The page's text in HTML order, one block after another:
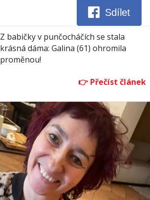
Sdílet
Z babičky v punčocháčích se stala
krásná dáma: Galina (61) ohromila
proměnou!